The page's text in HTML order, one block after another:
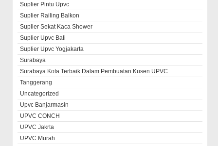
Suplier Pintu Upvc
Suplier Railing Balkon
Suplier Sekat Kaca Shower
Suplier Upvc Bali
Suplier Upvc Yogjakarta
Surabaya
Surabaya Kota Terbaik Dalam Pembuatan Kusen UPVC
Tanggerang
Uncategorized
Upvc Banjarmasin
UPVC CONCH
UPVC Jakrta
UPVC Murah